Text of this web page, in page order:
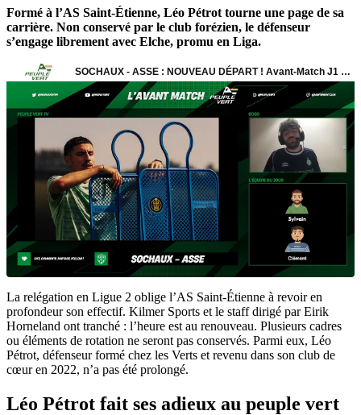
Formé à l’AS Saint-Étienne, Léo Pétrot tourne une page de sa
carrière. Non conservé par le club forézien, le défenseur
s’engage librement avec Elche, promu en Liga.
La relégation en Ligue 2 oblige l’AS Saint-Étienne à revoir en
profondeur son effectif. Kilmer Sports et le staff dirigé par Eirik
Horneland ont tranché : l’heure est au renouveau. Plusieurs cadres
ou éléments de rotation ne seront pas conservés. Parmi eux, Léo
Pétrot, défenseur formé chez les Verts et revenu dans son club de
cœur en 2022, n’a pas été prolongé.
Léo Pétrot fait ses adieux au peuple vert